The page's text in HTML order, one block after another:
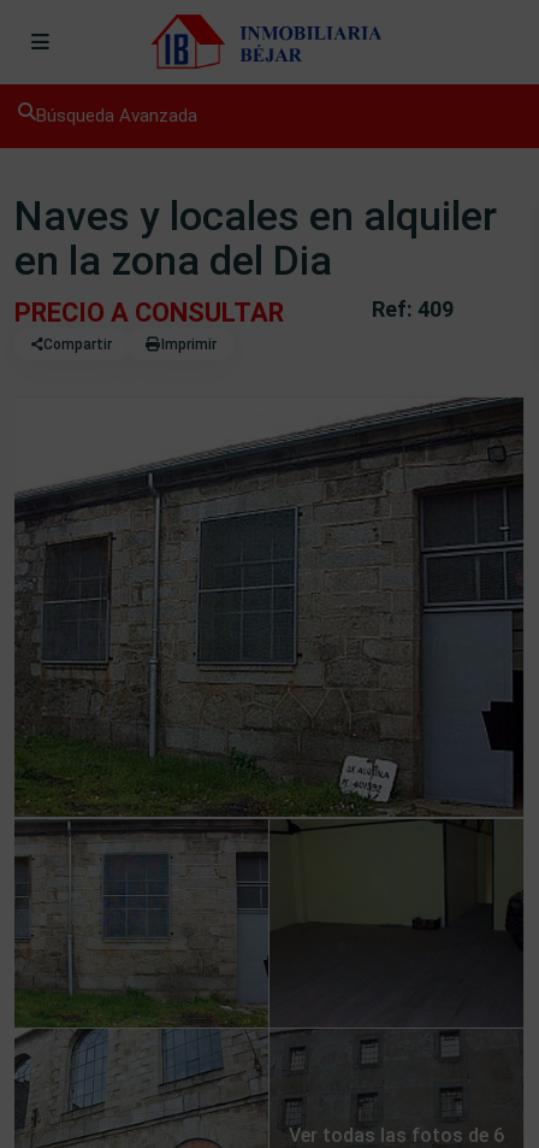
Búsqueda Avanzada
Naves y locales en alquiler
en la zona del Dia
Ref: 409
PRECIO A CONSULTAR
Compartir Imprimir
Ver todas las fotos de 6